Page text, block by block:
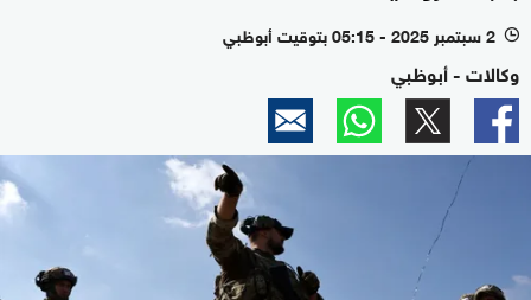
l 2 سبتمبر 2025 - 05:15 بتوقيت أبوظبي
وكالات - أبوظبي